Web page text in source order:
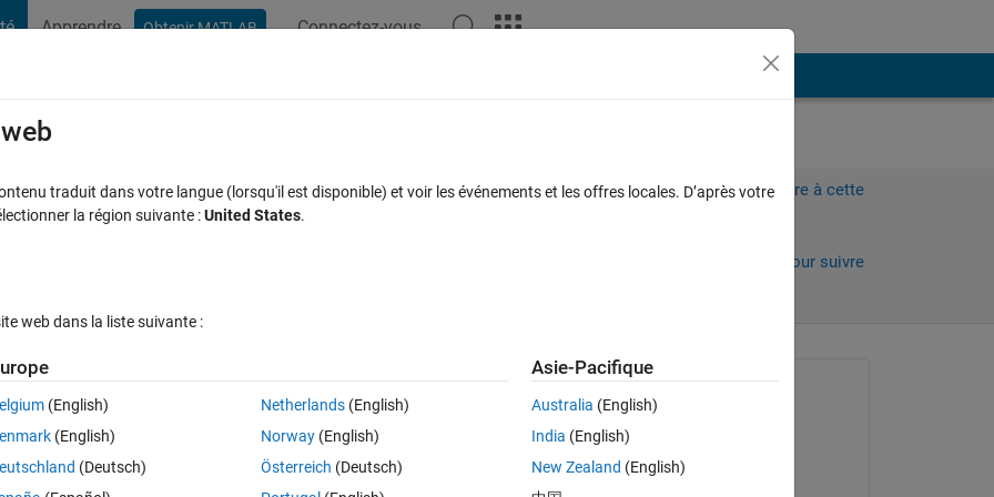
Apprendre Obtenir MATLAB Connectez-vous
Pi Hardware not working on
Connectez-vous pour répondre à cette
Connectez-vous pour suivre
Pi 4B 4GB. Although there is no problem with 4GB version ( I can use
le 2 Oct 2022
traduit dans votre langue (lorsqu'il est disponible) et voir les événements et les offres locales. D’après votre
la région suivante :United States.
web dans la liste suivante :
(English)
(English)
(Deutsch)
Netherlands(English)
Norway(English)
Österreich (Deutsch)
Asie-Pacifique
Australia (English)
India (English)
New Zealand (English)